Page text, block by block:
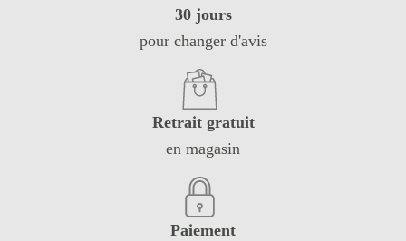
30 jours
pour changer d'avis
Retrait gratuit
en magasin
Paiement